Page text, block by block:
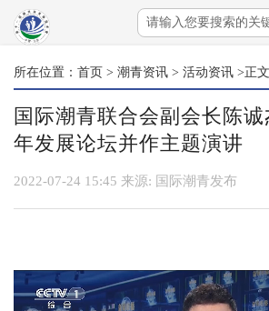
所在位置： 首页 > 潮青资讯 > 活动资讯 >正文
国际潮青联合会副会长陈
年发展论坛并作主题演讲
2022-07-24 15:45 来源: 国际潮青发布